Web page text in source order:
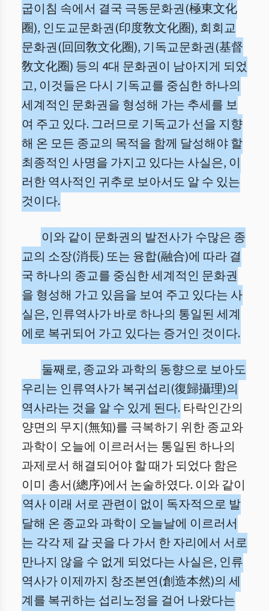
굽이침 속에서 결국 극동문화권(極東文化
圈), 인도교문화권(印度敎文化圈), 회회교
문화권(回回敎文化圈), 기독교문화권(基督
敎文化圈) 등의 4대 문화권이 남아지게 되었
고, 이것들은 다시 기독교를 중심한 하나의
세계적인 문화권을 형성해 가는 추세를 보
여 주고 있다. 그러므로 기독교가 선을 지향
해 온 모든 종교의 목적을 함께 달성해야 할
최종적인 사명을 가지고 있다는 사실은, 이
러한 역사적인 귀추로 보아서도 알 수 있는
것이다.
이와 같이 문화권의 발전사가 수많은 종
교의 소장(消長) 또는 융합(融合)에 따라 결
국 하나의 종교를 중심한 세계적인 문화권
을 형성해 가고 있음을 보여 주고 있다는 사
실은, 인류역사가 바로 하나의 통일된 세계
에로 복귀되어 가고 있다는 증거인 것이다.
둘째로, 종교와 과학의 동향으로 보아도
우리는 인류역사가 복귀섭리(復歸攝理)의
역사라는 것을 알 수 있게 된다. 타락인간의
양면의 무지(無知)를 극복하기 위한 종교와
과학이 오늘에 이르러서는 통일된 하나의
과제로서 해결되어야 할 때가 되었다 함은
이미 총서(總序)에서 논술하였다. 이와 같이
역사 이래 서로 관련이 없이 독자적으로 발
달해 온 종교와 과학이 오늘날에 이르러서
는 각각 제 갈 곳을 다 가서 한 자리에서 서로
만나지 않을 수 없게 되었다는 사실은, 인류
역사가 이제까지 창조본연(創造本然)의 세
계를 복귀하는 섭리노정을 걸어 나왔다는